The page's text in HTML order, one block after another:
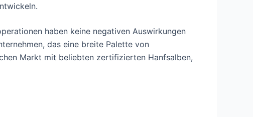
haben keine negativen Auswirkungen
das eine breite Palette von
Markt mit beliebten zertifizierten Hanfsalben,